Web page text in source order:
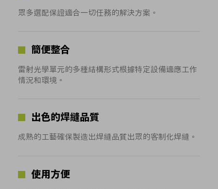
眾多選配保證適合一切任務的解決方案。
簡便整合
雷射光學單元的多種結構形式根據特定設備適應工作
情況和環境。
出色的焊縫品質
成熟的工藝確保製造出焊縫品質出眾的客制化焊縫。
使用方便